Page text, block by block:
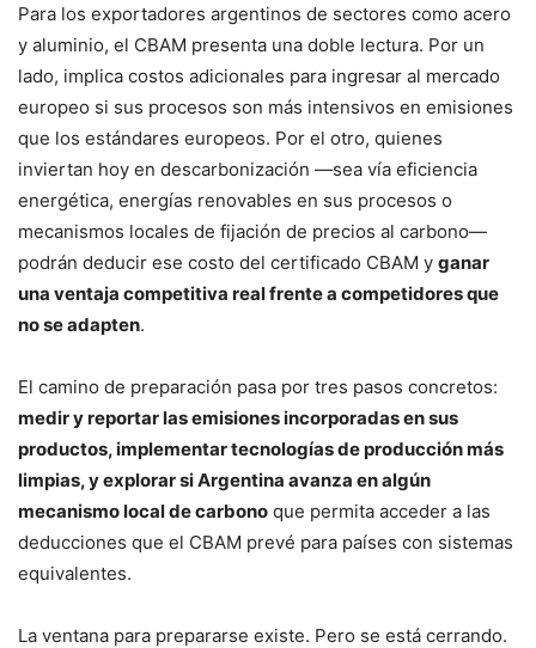
Para los exportadores argentinos de sectores como acero
y aluminio, el CBAM presenta una doble lectura. Por un
lado, implica costos adicionales para ingresar al mercado
europeo si sus procesos son más intensivos en emisiones
que los estándares europeos. Por el otro, quienes
inviertan hoy en descarbonización —sea vía eficiencia
energética, energías renovables en sus procesos o
mecanismos locales de fijación de precios al carbono—
podrán deducir ese costo del certificado CBAM y ganar
una ventaja competitiva real frente a competidores que
no se adapten.
El camino de preparación pasa por tres pasos concretos:
medir y reportar las emisiones incorporadas en sus
productos, implementar tecnologías de producción más
limpias, y explorar si Argentina avanza en algún
mecanismo local de carbono que permita acceder a las
deducciones que el CBAM prevé para países con sistemas
equivalentes.
La ventana para prepararse existe. Pero se está cerrando.